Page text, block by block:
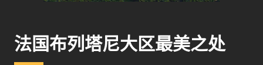
法国布列塔尼大区最美之处